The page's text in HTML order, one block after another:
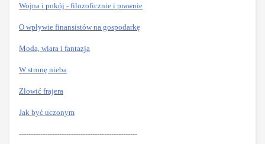
Wojna i pokój - filozoficznie i prawnie
O wpływie finansistów na gospodarkę
Moda, wiara i fantazja
W stronę nieba
Złowić frajera
Jak być uczonym
--------------------------------------------------